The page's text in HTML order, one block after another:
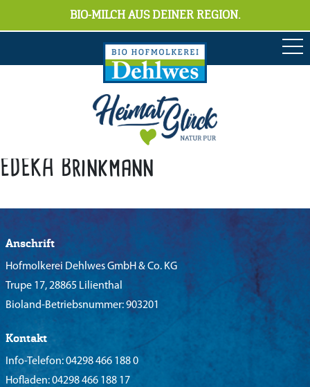
BIO-MILCH AUS DEINER REGION.
EDEKA Brinkmann
Anschrift
Hofmolkerei Dehlwes GmbH & Co. KG
Trupe 17, 28865 Lilienthal
Bioland-Betriebsnummer: 903201
Kontakt
Info-Telefon:04298 466 188 0
Hofladen:04298 466 188 17